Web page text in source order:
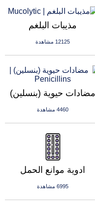
مذيبات البلغم
12125 مشاهدة
مضادات حيوية (بنسلين)
4460 مشاهدة
ادوية موانع الحمل
6995 مشاهدة